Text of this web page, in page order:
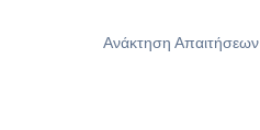
Ανάκτηση Απαιτήσεων